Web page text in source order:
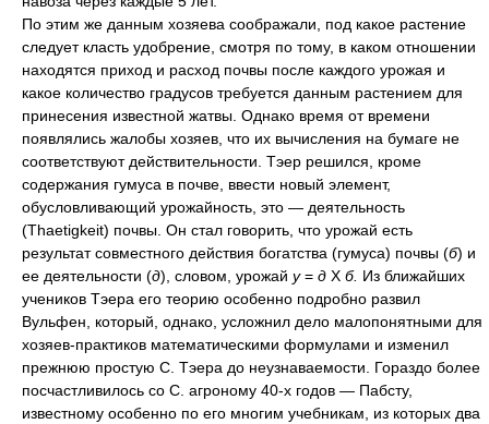
По этим же данным хозяева соображали, под какое растение
следует класть удобрение, смотря по тому, в каком отношении
находятся приход и расход почвы после каждого урожая и
какое количество градусов требуется данным растением для
принесения известной жатвы. Однако время от времени
появлялись жалобы хозяев, что их вычисления на бумаге не
соответствуют действительности. Тэер решился, кроме
содержания гумуса в почве, ввести новый элемент,
обусловливающий урожайность, это — деятельность
(Thaetigkeit) почвы. Он стал говорить, что урожай есть
результат совместного действия богатства (гумуса) почвы (б) и
ее деятельности (д), словом, урожай у= д Х б. Из ближайших
учеников Тэера его теорию особенно подробно развил
Вульфен, который, однако, усложнил дело малопонятными для
хозяев-практиков математическими формулами и изменил
прежнюю простую С. Тэера до неузнаваемости. Гораздо более
посчастливилось со С. агроному 40-х годов — Пабсту,
известному особенно по его многим учебникам, из которых два